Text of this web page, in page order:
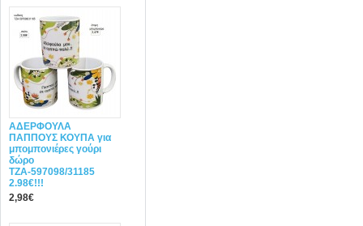
ΑΔΕΡΦΟΥΛΑ
ΠΑΠΠΟΥΣ ΚΟΥΠΑ για
μπομπονιέρες γούρι
δώρο
ΤΖΑ-597098/31185
2.98€!!!
2,98€